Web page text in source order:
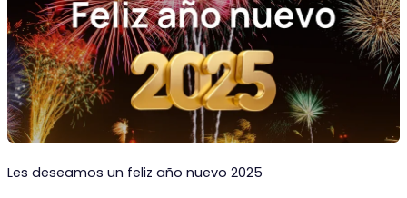
Les deseamos un feliz año nuevo 2025